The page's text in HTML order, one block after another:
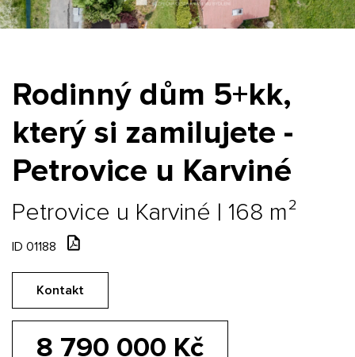
Rodinný dům 5+kk,
který si zamilujete -
Petrovice u Karviné
Petrovice u Karviné | 168 m²
ID 01188
Kontakt
8 790 000 Kč